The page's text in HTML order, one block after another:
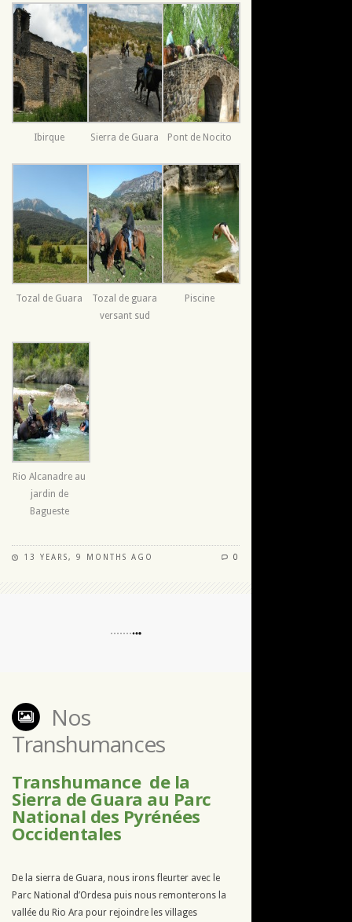
Ibirque Sierra de Guara Pont de Nocito
Tozal de Guara
Tozal de guara
versant sud
Piscine
Rio Alcanadre au
jardin de
Bagueste
13 YEARS, 9 MONTHS AGO 0
Nos
Transhumances
Transhumance de la
Sierra de Guara au Parc
National des Pyrénées
Occidentales
De la sierra de Guara, nous irons fleurter avec le
Parc National d’Ordesa puis nous remonterons la
vallée du Rio Ara pour rejoindre les villages